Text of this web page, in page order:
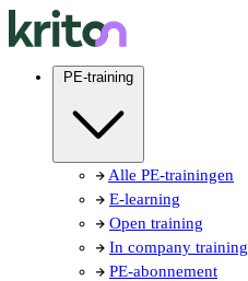
PE-training
Alle PE-trainingen
E-learning
Open training
In company training
PE-abonnement